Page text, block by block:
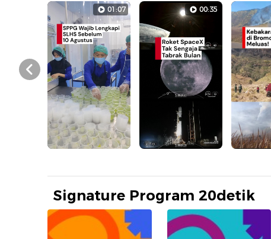
01:07 00:35
Prev
Signature Program 20detik